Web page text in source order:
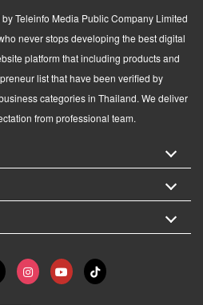
Teleinfo Media Public Company Limited
never stops developing the best digital
platform that including products and
list that have been verified by
categories in Thailand. We deliver
from professional team.